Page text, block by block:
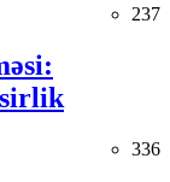
237
336